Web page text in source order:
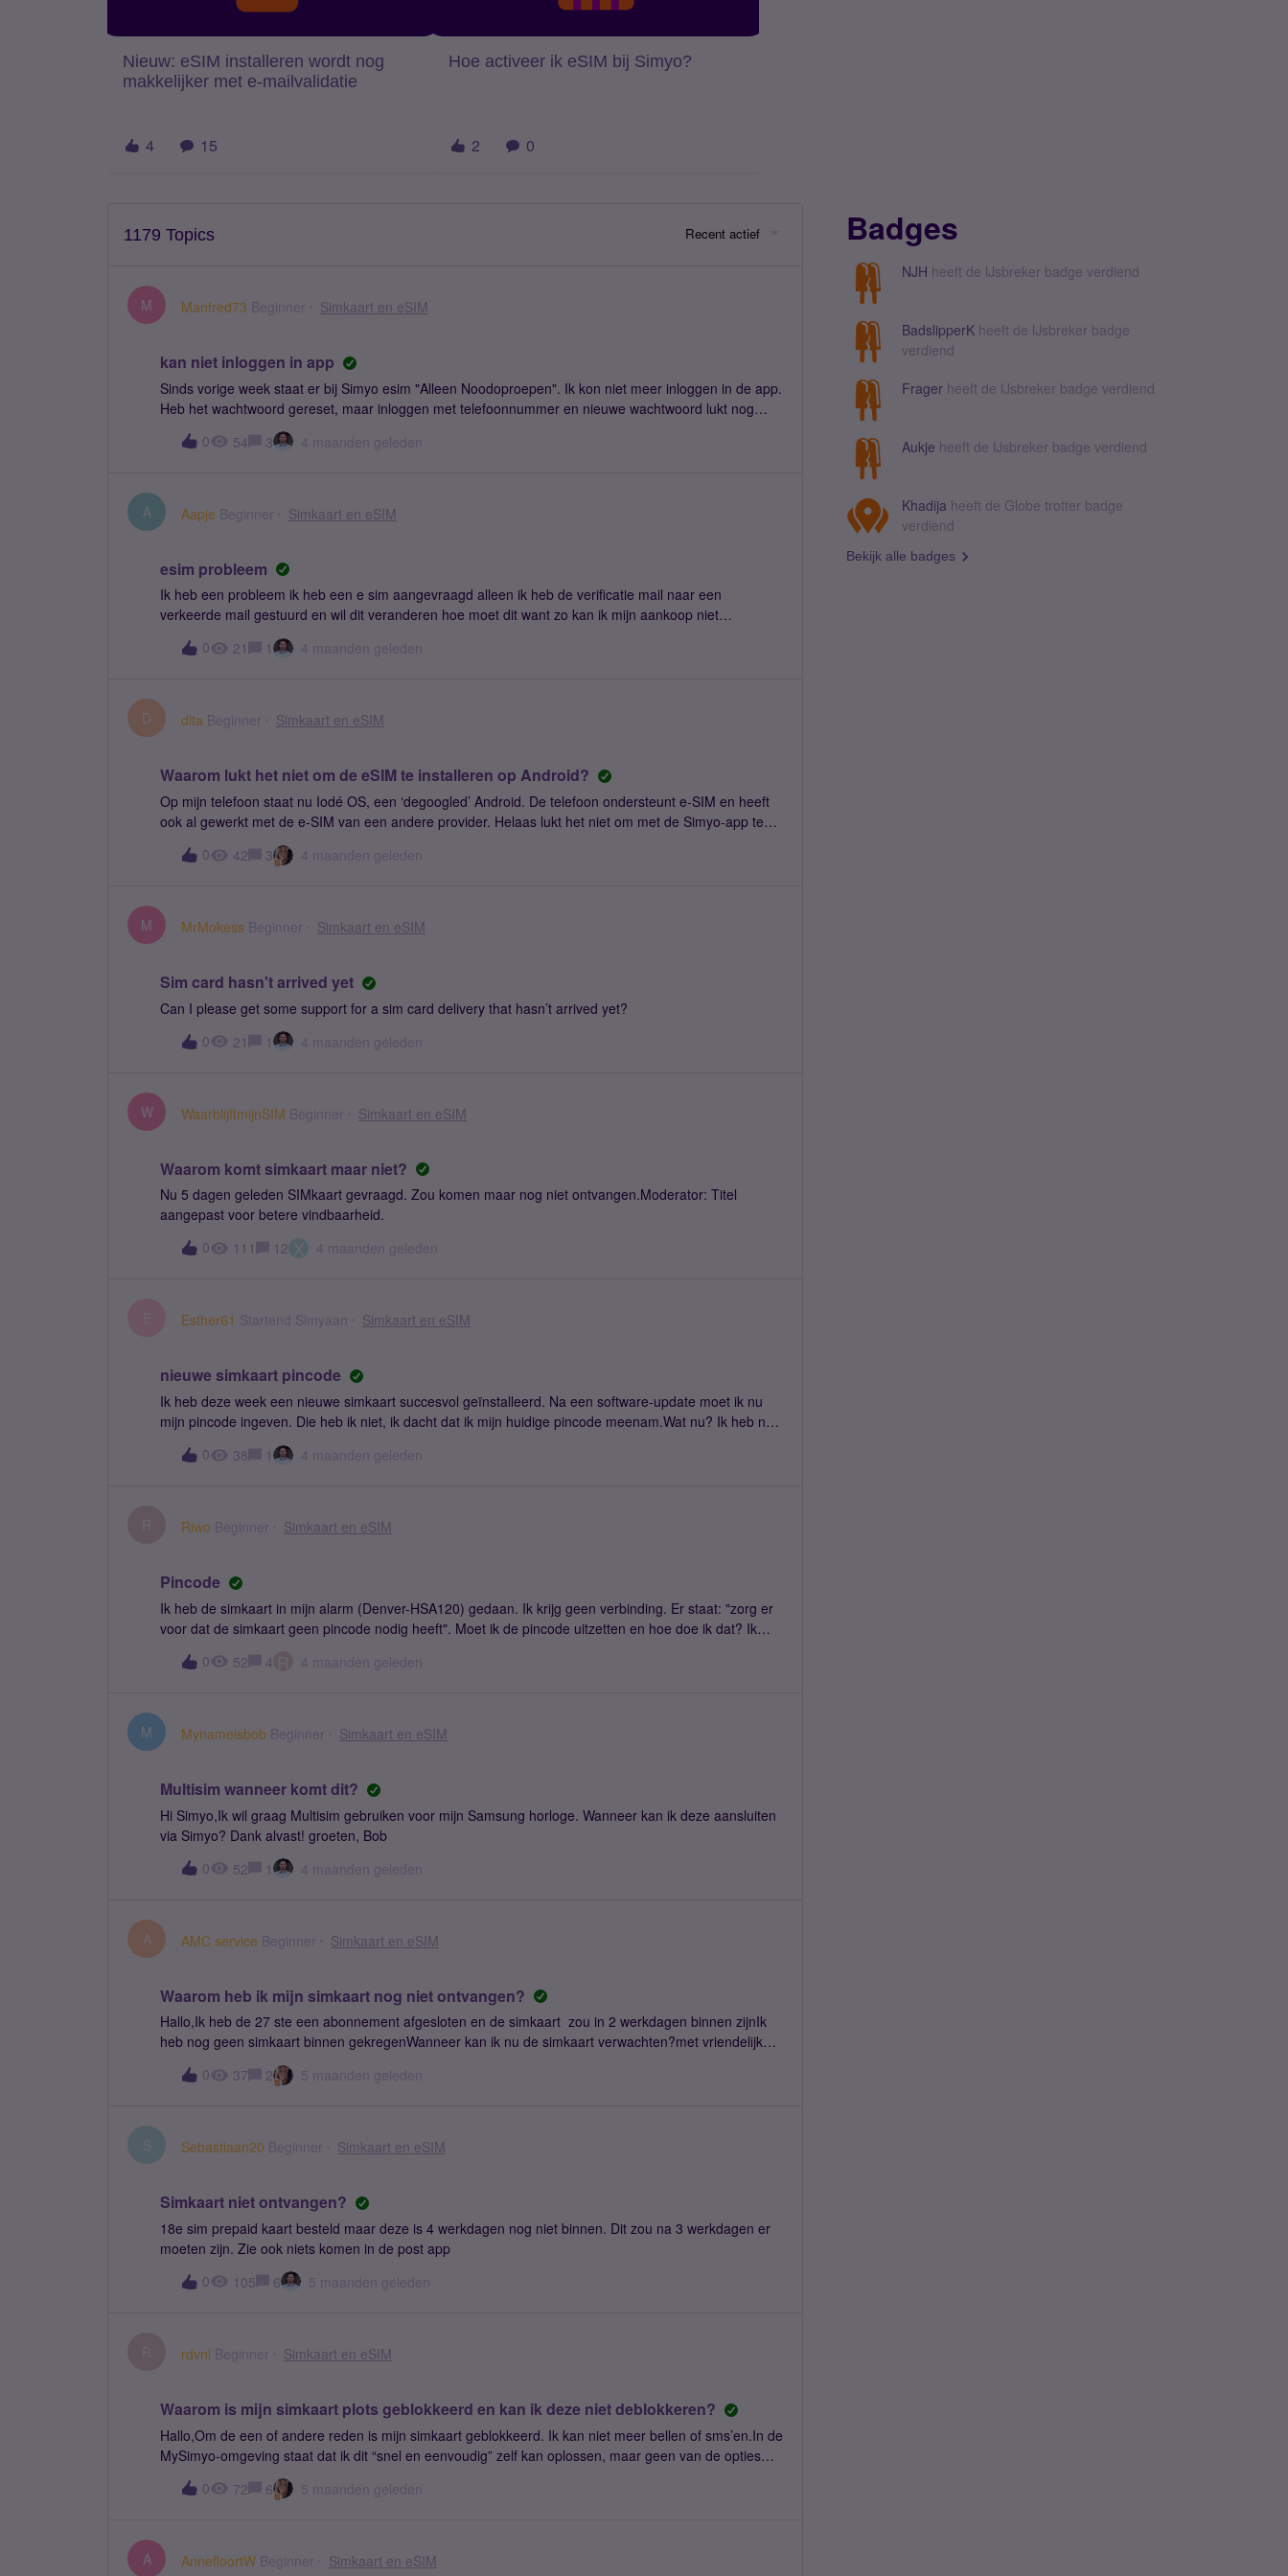
Nieuw: eSIM installeren wordt nog
makkelijker met e-mailvalidatie
4 15
Hoe activeer ik eSIM bij Simyo?
2 0
1179 Topics Recent actief
M Manfred73 Beginner Simkaart en eSIM
kan niet inloggen in app
Sinds vorige week staat er bij Simyo esim "Alleen Noodoproepen". Ik kon niet meer inloggen in de app.
Heb het wachtwoord gereset, maar inloggen met telefoonnummer en nieuwe wachtwoord lukt nog
steeds niet. Kan het zijn dat het nummer verlopen is? Ik gebruik een esim prepaid kaart. Ik heb geen
melding o.i.d. gehad dat deze op het punt stond te verlopen.
0 54 3 4 maanden geleden
A Aapje Beginner Simkaart en eSIM
esim probleem
Ik heb een probleem ik heb een e sim aangevraagd alleen ik heb de verificatie mail naar een
verkeerde mail gestuurd en wil dit veranderen hoe moet dit want zo kan ik mijn aankoop niet
0 21 1 4 maanden geleden
D dita Beginner Simkaart en eSIM
Waarom lukt het niet om de eSIM te installeren op Android?
Op mijn telefoon staat nu Iodé OS, een ‘degoogled’ Android. De telefoon ondersteunt e-SIM en heeft
ook al gewerkt met de e-SIM van een andere provider. Helaas lukt het niet om met de Simyo-app te
installeren. Nadat ik de verificatiecode heb ingevoerd, loopt de app vast („een momentje...”, blijft
draaien). Overstappen op een fysieke simkaart is niet mogelijk. Kan iemand mij helpen?Moderator:
0 42 3 4 maanden geleden
M MrMokess Beginner Simkaart en eSIM
Sim card hasn't arrived yet
Can I please get some support for a sim card delivery that hasn’t arrived yet?
0
21 1 4 maanden geleden
W WaarblijftmijnSIM Beginner Simkaart en eSIM
Waarom komt simkaart maar niet?
Nu 5 dagen geleden SIMkaart gevraagd. Zou komen maar nog niet ontvangen.Moderator: Titel
aangepast voor betere vindbaarheid.
0
111 12 X 4 maanden geleden
Esther61 Startend Simyaan Simkaart en eSIM
nieuwe simkaart pincode
Ik heb deze week een nieuwe simkaart succesvol geïnstalleerd. Na een software-update moet ik nu
mijn pincode ingeven. Die heb ik niet, ik dacht dat ik mijn huidige pincode meenam.Wat nu? Ik heb nog
2 pogingen over en kan mijn telefoon niet in.
0 38 1 4 maanden geleden
Riwo Beginner Simkaart en eSIM
Pincode
Ik heb de simkaart in mijn alarm (Denver-HSA120) gedaan. Ik krijg geen verbinding. Er staat: "zorg er
voor dat de simkaart geen pincode nodig heeft". Moet ik de pincode uitzetten en hoe doe ik dat? Ik
moeten verwijderen. Klopt dat?
0 52 4 4 maanden geleden
M Mynameisbob Beginner Simkaart en eSIM
Multisim wanneer komt dit?
Hi Simyo,Ik wil graag Multisim gebruiken voor mijn Samsung horloge. Wanneer kan ik deze aansluiten
via Simyo? Dank alvast! groeten, Bob
0
52 1 4 maanden geleden
A AMC service Beginner Simkaart en eSIM
Waarom heb ik mijn simkaart nog niet ontvangen?
Hallo,Ik heb de 27 ste een abonnement afgesloten en de simkaart zou in 2 werkdagen binnen zijnIk
heb nog geen simkaart binnen gekregenWanneer kan ik nu de simkaart verwachten?met vriendelijke
groeten,RichardModerator: Titel aangepast voor betere vindbaarheid.
0 37 2 5 maanden geleden
S Sebastiaan20 Beginner Simkaart en eSIM
Simkaart niet ontvangen?
18e sim prepaid kaart besteld maar deze is 4 werkdagen nog niet binnen. Dit zou na 3 werkdagen er
moeten zijn. Zie ook niets komen in de post app
0
105 6 5 maanden geleden
rdvnl Beginner Simkaart en eSIM
Waarom is mijn simkaart plots geblokkeerd en kan ik deze niet deblokkeren?
Hallo,Om de een of andere reden is mijn simkaart geblokkeerd. Ik kan niet meer bellen of sms’en.In de
MySimyo-omgeving staat dat ik dit “snel en eenvoudig” zelf kan oplossen, maar geen van de opties
werkt.Er is geen openstaande factuur. Het enige wat ik zie is €2,60 buiten de bundel, wat vreemd is
omdat ik onbeperkt bellen en sms’en heb.Ik zie nergens:– een mogelijkheid om iets te betalen– een
kantooruren bereikbaar? En is er buiten die tijden echt geen directe hulp mogelijk?Ik hoor graag wat ik
0 72 6 5 maanden geleden
A AnnefloortW Beginner Simkaart en eSIM
Badges
NJH heeft de IJsbreker badge verdiend
BadslipperK heeft de IJsbreker badge
verdiend
Frager heeft de IJsbreker badge verdiend
Aukje heeft de IJsbreker badge verdiend
Khadija heeft de Globe trotter badge
verdiend
Bekijk alle badges